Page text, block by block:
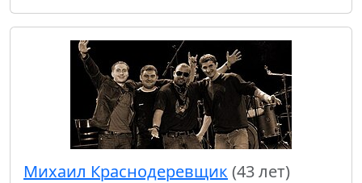
Михаил Краснодеревщик (43 лет)